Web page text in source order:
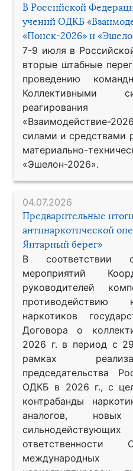
В Российской
учений ОДКБ
«Поиск-2026» и
7-9 июля в
вторые штабные
проведению
Коллективными
«Взаимодействие-
силами и средствами
материально-
«Эшелон-2026».
04.07.2026
Предварительные
антинаркотической
Янтарный берег»
В соответствии
мероприятий
руководителей
противодействию
наркотиков
Договора о
2026 г. в период с
рамках
председательства
ОДКБ в 2026 г., с
контрабанды
аналогов,
ответственности
международных